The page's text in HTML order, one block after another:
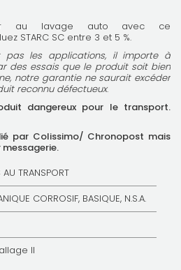
au lavage auto avec ce
STARC SC entre 3 et 5 %.
pas les applications, il importe à
des essais que le produit soit bien
notre garantie ne saurait excéder
reconnu défectueux.
dangereux pour le transport.
par Colissimo/ Chronopost mais
AU TRANSPORT
CORROSIF, BASIQUE, N.S.A.
II